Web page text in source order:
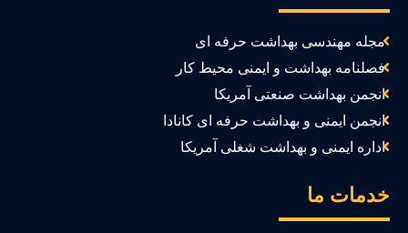
مجله مهندسی بهداشت حرفه ای
فصلنامه بهداشت و ایمنی محیط کار
انجمن بهداشت صنعتی آمریکا
انجمن ایمنی و بهداشت حرفه ای کانادا
اداره ایمنی و بهداشت شغلی آمریکا
ما